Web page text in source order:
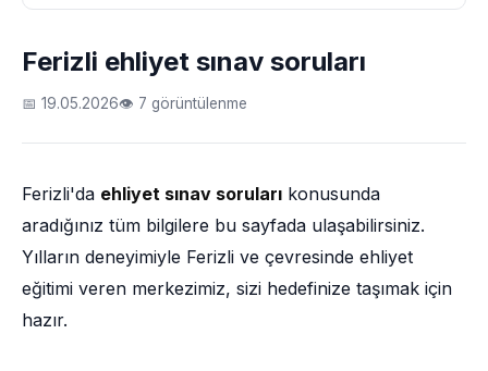
Ferizli ehliyet sınav soruları
📅 19.05.2026👁 7 görüntülenme
Ferizli'da ehliyet sınav soruları konusunda
aradığınız tüm bilgilere bu sayfada ulaşabilirsiniz.
Yılların deneyimiyle Ferizli ve çevresinde ehliyet
eğitimi veren merkezimiz, sizi hedefinize taşımak için
hazır.